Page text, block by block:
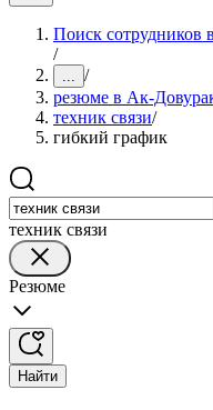
Поиск сотрудников
/
... /
резюме в Ак-
техник связи/
гибкий график
техник связи
Резюме
Найти